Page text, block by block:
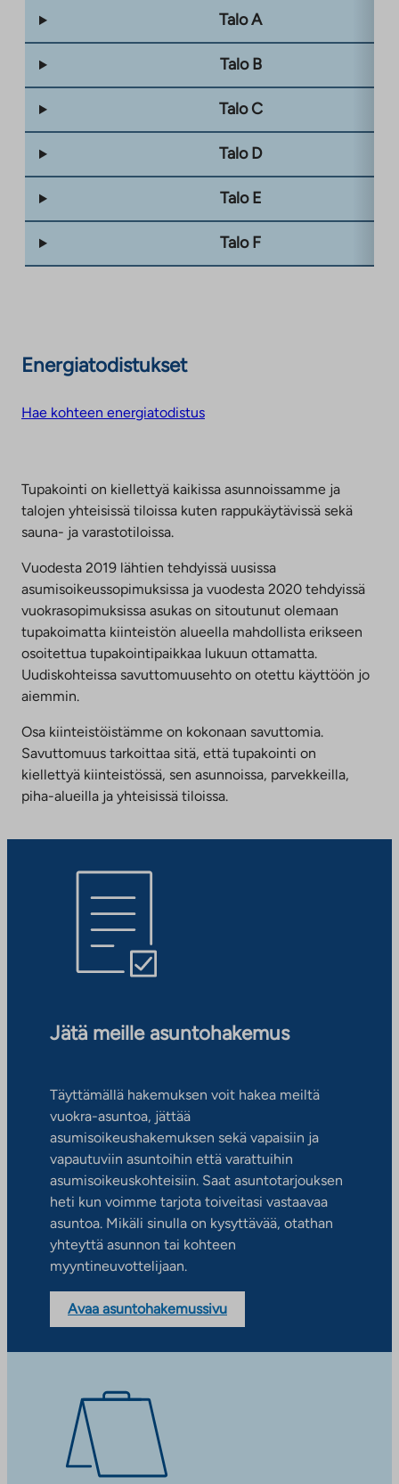
Talo A
Talo B
Talo C
Talo D
Talo E
Talo F
Energiatodistukset
Hae kohteen energiatodistus
Tupakointi on kiellettyä kaikissa asunnoissamme ja
talojen yhteisissä tiloissa kuten rappukäytävissä sekä
sauna- ja varastotiloissa.
Vuodesta 2019 lähtien tehdyissä uusissa
asumisoikeussopimuksissa ja vuodesta 2020 tehdyissä
vuokrasopimuksissa asukas on sitoutunut olemaan
tupakoimatta kiinteistön alueella mahdollista erikseen
osoitettua tupakointipaikkaa lukuun ottamatta.
Uudiskohteissa savuttomuusehto on otettu käyttöön jo
aiemmin.
Osa kiinteistöistämme on kokonaan savuttomia.
Savuttomuus tarkoittaa sitä, että tupakointi on
kiellettyä kiinteistössä, sen asunnoissa, parvekkeilla,
piha-alueilla ja yhteisissä tiloissa.
Jätä meille asuntohakemus
Täyttämällä hakemuksen voit hakea meiltä
vuokra-asuntoa, jättää
asumisoikeushakemuksen sekä vapaisiin ja
vapautuviin asuntoihin että varattuihin
asumisoikeuskohteisiin. Saat asuntotarjouksen
heti kun voimme tarjota toiveitasi vastaavaa
asuntoa. Mikäli sinulla on kysyttävää, otathan
yhteyttä asunnon tai kohteen
myyntineuvottelijaan.
Avaa asuntohakemussivu